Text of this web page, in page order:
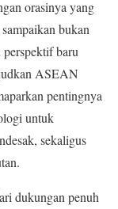
orasinya yang
bukan
baru
ASEAN
pentingnya
untuk
sekaligus
dukungan penuh